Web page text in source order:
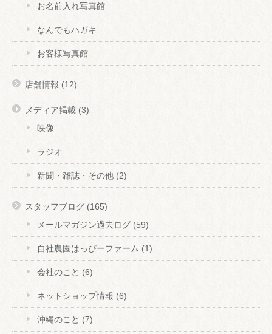
お名前入れ写真館
なんでもハガキ
お客様写真館
店舗情報 (12)
メディア掲載 (3)
映像
ラジオ
新聞・雑誌・その他 (2)
スタッフブログ (165)
メールマガジン過去ログ (59)
自社農園はっぴーファーム (1)
会社のこと (6)
ネットショップ情報 (6)
沖縄のこと (7)